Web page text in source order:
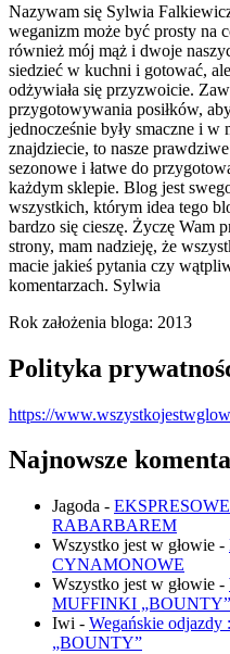
Nazywam się Sylwia
weganizm może być prosty na
również mój mąż i dwoje
siedzieć w kuchni i gotować,
odżywiała się przyzwoicie.
przygotowywania posiłków,
jednocześnie były smaczne i
znajdziecie, to nasze
sezonowe i łatwe do
każdym sklepie. Blog jest
wszystkich, którym idea tego
bardzo się cieszę. Życzę Wam
strony, mam nadzieję, że
macie jakieś pytania czy
komentarzach. Sylwia
Rok założenia bloga: 2013
Polityka
https://
Najnowsze
Jagoda -
RABARBAREM
Wszystko jest w głowie -
CYNAMONOWE
Wszystko jest w głowie -
MUFFINKI „BOUNTY”
Iwi - Wegańskie
„BOUNTY”